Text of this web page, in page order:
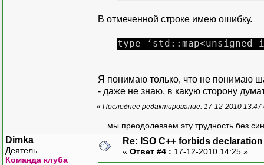
В отмеченной строке имею ошибку.
type
Я понимаю только, что не понимаю
- даже не знаю, в какую сторону
« Последнее редактирование: 17-12-2010
... мы преодолеваем эту трудность без
Dimka
Деятель
Команда клуба
Re: ISO C++ forbids declaration
« Ответ #4 : 17-12-2010 14:25 »